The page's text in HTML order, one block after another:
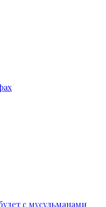
с мусульманами